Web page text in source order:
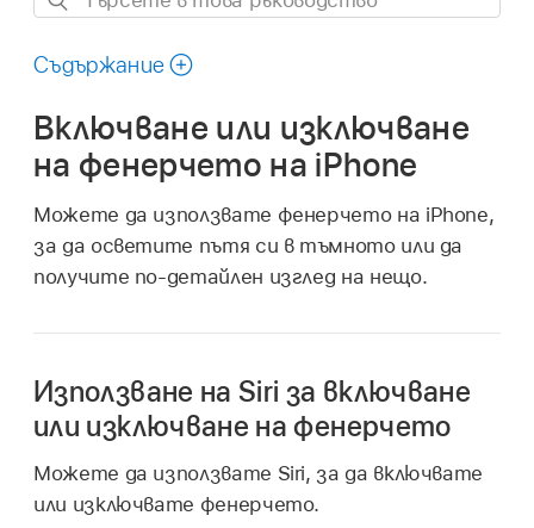
това
Съдържание
Включване или изключване
на фенерчето на iPhone
Можете да използвате фенерчето на iPhone,
за да осветите пътя си в тъмното или да
получите по-детайлен изглед на нещо.
Използване на Siri за включване
или изключване на фенерчето
Можете да използвате Siri, за да включвате
или изключвате фенерчето.